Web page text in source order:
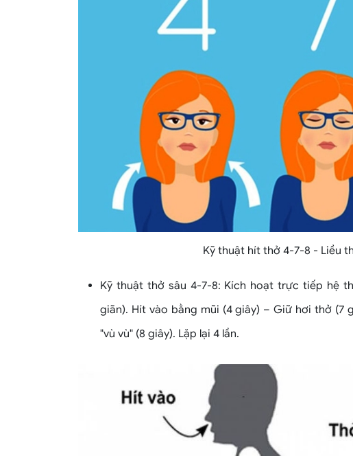
Kỹ thuật hít thở 4-7-8 - Liều
Kỹ thuật thở sâu 4-7-8: Kích hoạt trực tiếp hệ
giãn). Hít vào bằng mũi (4 giây) – Giữ hơi thở
"vù vù" (8 giây). Lặp lại 4 lần.